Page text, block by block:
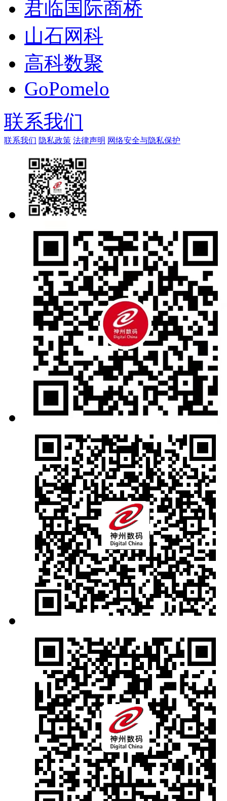
君临国际商桥
山石网科
高科数聚
GoPomelo
联系我们
联系我们 隐私政策 法律声明 网络安全与隐私保护